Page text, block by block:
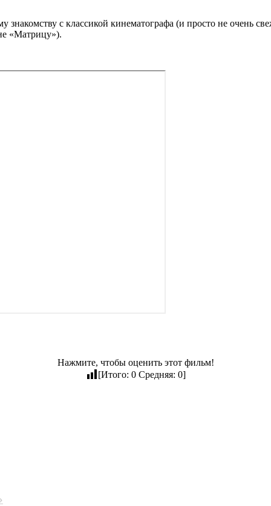
с классикой кинематографа (и просто не очень
«Матрицу»).
Нажмите, чтобы оценить этот фильм!
[Итого: 0Средняя: 0]